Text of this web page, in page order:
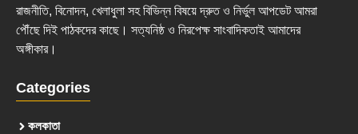
রাজনীতি, বিনোদন, খেলাধুলা সহ বিভিন্ন বিষয়ে দ্রুত ও নির্ভুল আপডেট আমরা
পৌঁছে দিই পাঠকদের কাছে। সত্যনিষ্ঠ ও নিরপেক্ষ সাংবাদিকতাই আমাদের
অঙ্গীকার।
Categories
কলকাতা